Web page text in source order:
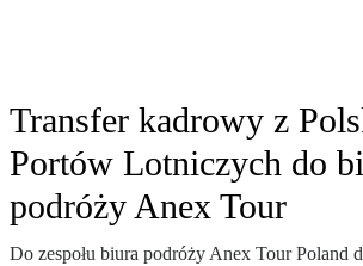
Transfer kadrowy z
Portów Lotniczych do
podróży Anex Tour
Do zespołu biura podróży Anex Tour Poland